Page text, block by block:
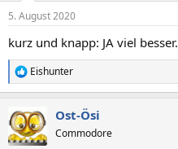
e
:
5. August 2020
kurz und knapp: JA viel besser.
R
e
k
t
i
Eishunter
Ost-Ösi
Commodore